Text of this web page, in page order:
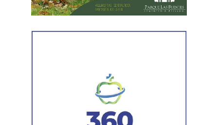
mantenimiento en distintos puntos del Alto Valle.
Por otra parte, el organismo avanza con el relevamiento
sectores más deteriorados y mejorar las condiciones de